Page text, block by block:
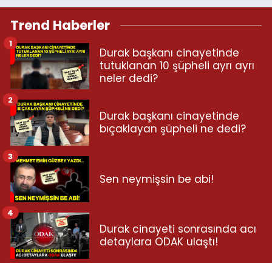
Trend Haberler
Durak başkanı cinayetinde
tutuklanan 10 şüpheli ayrı ayrı
neler dedi?
1
Durak başkanı cinayetinde
bıçaklayan şüpheli ne dedi?
2
Sen neymişsin be abi!
3
Durak cinayeti sonrasında acı
detaylara ODAK ulaştı!
4